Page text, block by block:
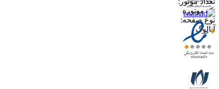
تک موتوره
نوع صفحه:
آنالوگ